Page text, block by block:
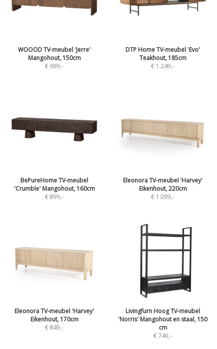
WOOOD TV-meubel 'Jerre'
Mangohout, 150cm
€ 699,-
DTP Home TV-meubel 'Evo'
Teakhout, 185cm
€ 1.249,-
BePureHome TV-meubel
'Crumble' Mangohout, 160cm
€ 899,-
Eleonora TV-meubel 'Harvey'
Eikenhout, 220cm
€ 1.099,-
Eleonora TV-meubel 'Harvey'
Eikenhout, 170cm
€ 849,-
Livingfurn Hoog TV-meubel
'Norris' Mangohout en staal, 150
cm
€ 749,-